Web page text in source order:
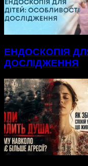
ЕНДОСКОПІЯ
ДОСЛІДЖЕННЯ